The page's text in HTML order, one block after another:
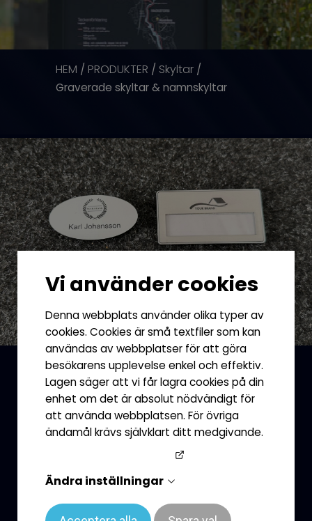
Vi använder cookies
Denna webbplats använder olika typer av
cookies. Cookies är små textfiler som kan
användas av webbplatser för att göra
besökarens upplevelse enkel och effektiv.
Lagen säger att vi får lagra cookies på din
enhet om det är absolut nödvändigt för
att använda webbplatsen. För övriga
ändamål krävs självklart ditt medgivande.
Ändra inställningar
HEM / PRODUKTER / Skyltar /
Graverade skyltar & namnskyltar
Namnskyltar
anpassade efter dina
behov
Vi erbjuder skräddarsydda namnskyltar för alla
behov och stilar. Välj bland olika material som
mässing, aluminium, trä eller plast och skapa en
namnskylt som passar perfekt för ditt företag